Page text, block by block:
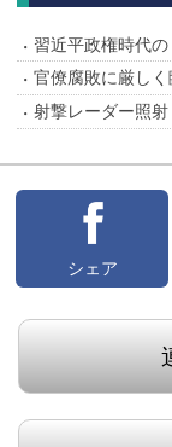
習近平政権時代
官僚腐敗に厳し
射撃レーダー照
シェア